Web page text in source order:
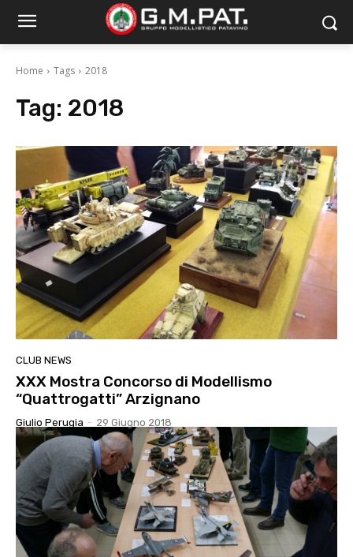
Home Tags 2018
Tag: 2018
CLUB NEWS
XXX Mostra Concorso di Modellismo
“Quattrogatti” Arzignano
Giulio Perugia - 29 Giugno 2018